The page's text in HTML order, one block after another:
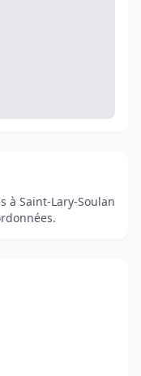
à Saint-Lary-Soulan